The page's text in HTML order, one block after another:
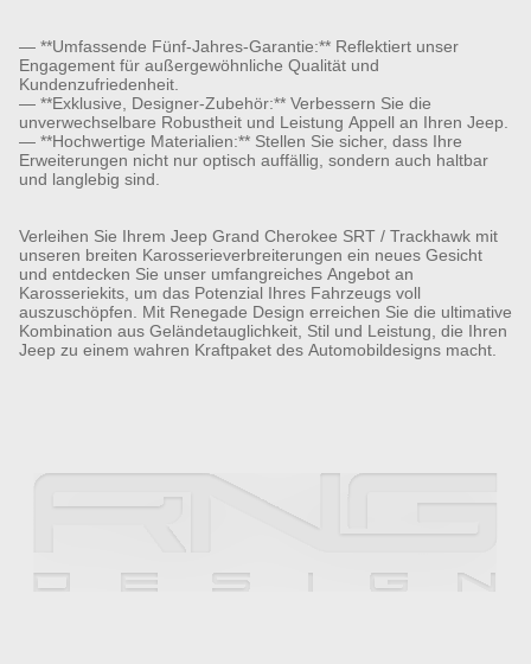
— **Umfassende Fünf-Jahres-Garantie:** Reflektiert unser
Engagement für außergewöhnliche Qualität und
Kundenzufriedenheit.
— **Exklusive, Designer-Zubehör:** Verbessern Sie die
unverwechselbare Robustheit und Leistung Appell an Ihren Jeep.
— **Hochwertige Materialien:** Stellen Sie sicher, dass Ihre
Erweiterungen nicht nur optisch auffällig, sondern auch haltbar
und langlebig sind.
Verleihen Sie Ihrem Jeep Grand Cherokee SRT / Trackhawk mit
unseren breiten Karosserieverbreiterungen ein neues Gesicht
und entdecken Sie unser umfangreiches Angebot an
Karosseriekits, um das Potenzial Ihres Fahrzeugs voll
auszuschöpfen. Mit Renegade Design erreichen Sie die ultimative
Kombination aus Geländetauglichkeit, Stil und Leistung, die Ihren
Jeep zu einem wahren Kraftpaket des Automobildesigns macht.